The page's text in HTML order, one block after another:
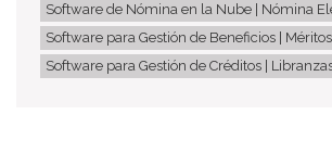
Software de Nómina en la Nube | Nómina
Software para Gestión de Beneficios |
Software para Gestión de Créditos |